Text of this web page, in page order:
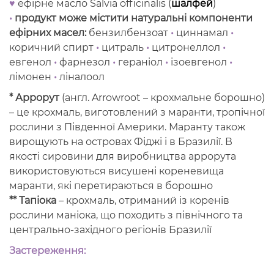
♥ ефірне масло Salvia officinalis (шалфей)
• продукт може містити натуральні компоненти
ефірних масел: бензилбензоат • циннамал •
коричний спирт • цитраль • цитронеллол •
евгенол • фарнезол • гераніол • ізоевгенол •
лімонен • ліналоол
* Аррорут(англ. Arrowroot – крохмальне борошно)
– це крохмаль, виготовлений з маранти, тропічної
рослини з Південної Америки. Маранту також
вирощують на островах Фіджі і в Бразилії. В
якості сировини для виробництва аррорута
використовуються висушені кореневища
маранти, які перетираються в борошно
** Тапіока – крохмаль, отриманий із коренів
рослини маніока, що походить з північного та
центрально-західного регіонів Бразилії
Застереження: